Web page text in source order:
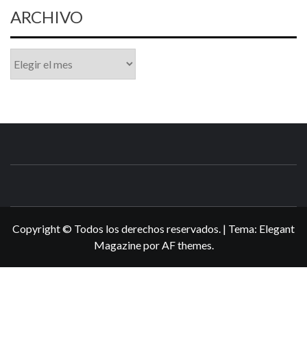
ARCHIVO
Copyright © Todos los derechos reservados. | Tema: Elegant
MagazineporAF themes.